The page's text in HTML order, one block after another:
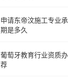
申请东帝汶施工专业
期是多久
葡萄牙教育行业资质
荐